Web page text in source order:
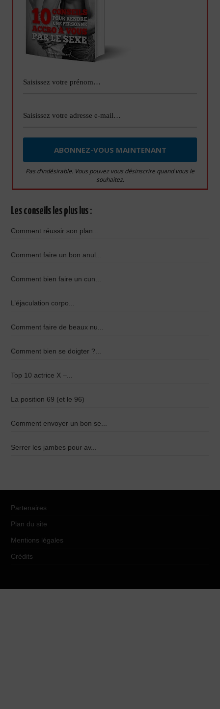
Pas d’indésirable. Vous pouvez vous désinscrire quand vous le
souhaitez.
Les conseils les plus lus :
Comment réussir son plan...
Comment faire un bon anul...
Comment bien faire un cun...
L’éjaculation corpo...
Comment faire de beaux nu...
Comment bien se doigter ?...
Top 10 actrice X –...
La position 69 (et le 96)
Comment envoyer un bon se...
Serrer les jambes pour av...
Partenaires
Plan du site
Mentions légales
Crédits